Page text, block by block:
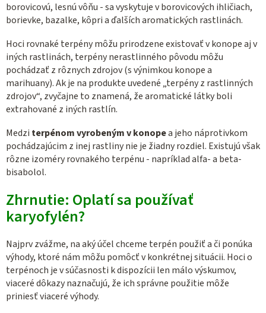
borovicovú, lesnú vôňu - sa vyskytuje v borovicových ihličiach,
borievke, bazalke, kôpri a ďalších aromatických rastlinách.
Hoci rovnaké terpény môžu prirodzene existovať v konope aj v
iných rastlinách, terpény nerastlinného pôvodu môžu
pochádzať z rôznych zdrojov (s výnimkou konope a
marihuany). Ak je na produkte uvedené „terpény z rastlinných
zdrojov“, zvyčajne to znamená, že aromatické látky boli
extrahované z iných rastlín.
Medzi terpénom vyrobeným v konopea jeho náprotivkom
pochádzajúcim z inej rastliny nie je žiadny rozdiel. Existujú však
rôzne izoméry rovnakého terpénu - napríklad alfa- a beta-
bisabolol.
Zhrnutie: Oplatí sa používať
karyofylén?
Najprv zvážme, na aký účel chceme terpén použiť a či ponúka
výhody, ktoré nám môžu pomôcť v konkrétnej situácii. Hoci o
terpénoch je v súčasnosti k dispozícii len málo výskumov,
viaceré dôkazy naznačujú, že ich správne použitie môže
priniesť viaceré výhody.